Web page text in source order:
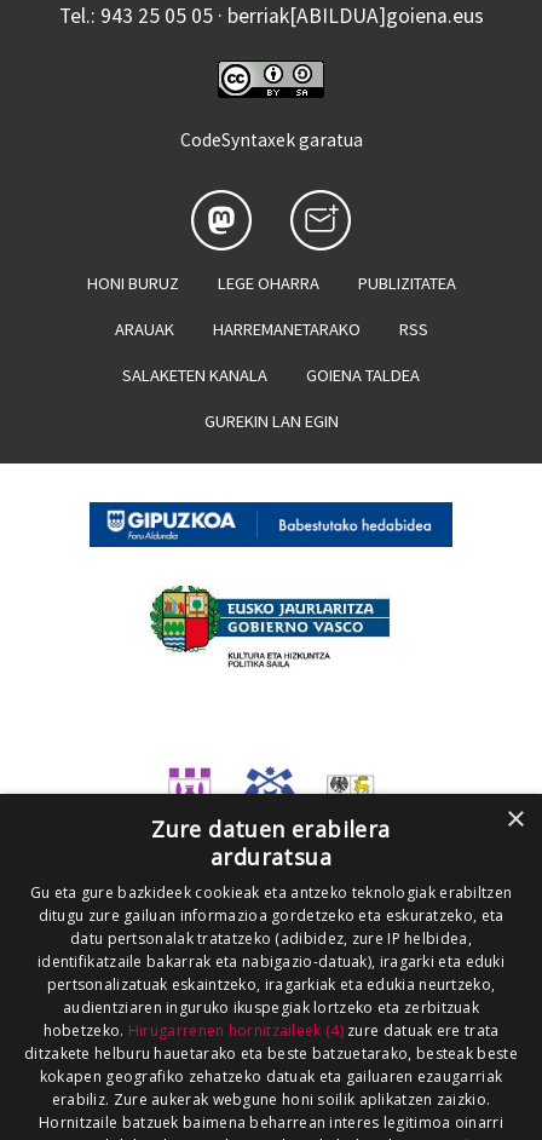
Tel.: 943 25 05 05 · berriak[ABILDUA]goiena.eus
CodeSyntaxek garatua
HONI BURUZ LEGE OHARRA PUBLIZITATEA
ARAUAK HARREMANETARAKO RSS
SALAKETEN KANALA GOIENA TALDEA
GUREKIN LAN EGIN
×
Zure datuen erabilera
arduratsua
Gu eta gure bazkideek cookieak eta antzeko teknologiak erabiltzen
ditugu zure gailuan informazioa gordetzeko eta eskuratzeko, eta
datu pertsonalak tratatzeko (adibidez, zure IP helbidea,
identifikatzaile bakarrak eta nabigazio-datuak), iragarki eta eduki
pertsonalizatuak eskaintzeko, iragarkiak eta edukia neurtzeko,
audientziaren inguruko ikuspegiak lortzeko eta zerbitzuak
hobetzeko. Hirugarrenen hornitzaileek (4)zure datuak ere trata
ditzakete helburu hauetarako eta beste batzuetarako, besteak beste
kokapen geografiko zehatzeko datuak eta gailuaren ezaugarriak
erabiliz. Zure aukerak webgune honi soilik aplikatzen zaizkio.
Hornitzaile batzuek baimena beharrean interes legitimoa oinarri